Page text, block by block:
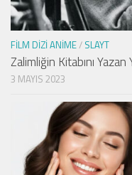
FILM DIZI ANIME/ SLAYT
Zalimliğin Kitabını
3 MAYIS 2023